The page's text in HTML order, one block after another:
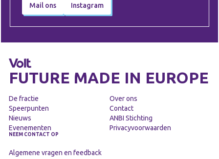
Mail ons Instagram
FUTURE MADE IN EUROPE
De fractie
Speerpunten
Nieuws
Evenementen
Over ons
Contact
ANBI Stichting
Privacyvoorwaarden
NEEM CONTACT OP
Algemene vragen en feedback